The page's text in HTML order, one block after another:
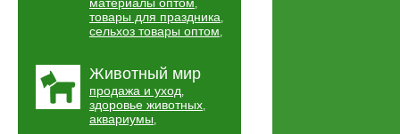
,
товары для праздника,
сельхоз товары оптом,
Животный мир
продажа и уход,
здоровье животных,
аквариумы,